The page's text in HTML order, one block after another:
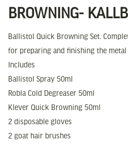
BROWNING-
Ballistol Quick Browning Set.
for preparing and finishing the
Includes
Ballistol Spray 50ml
Robla Cold Degreaser 50ml
Klever Quick Browning 50ml
2 disposable gloves
2 goat hair brushes